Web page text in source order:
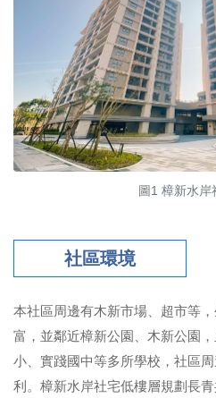
圖1 樟新水岸
社區環境
本社區周邊有木新市場、超市等
富，並鄰近樟新公園、木新公園
小、實踐國中等多所學校，社區
利。樟新水岸社宅低樓層規劃長